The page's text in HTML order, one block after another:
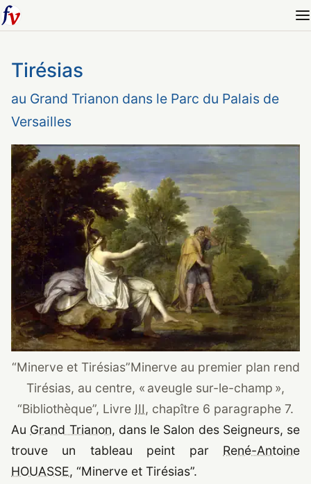
Tirésias
au Grand Trianon dans le Parc du Palais de
Versailles
“Minerve et Tirésias”Minerve au premier plan rend
Tirésias, au centre, « aveugle sur-le-champ »,
“Bibliothèque”, Livre III, chapître 6 paragraphe 7.
Au Grand Trianon(nouvelle fenêtre)
, dans le Salon des Seigneurs, se
trouve un tableau peint par René-Antoine
HOUASSE (nouvelle fenêtre)
, “Minerve et Tirésias”.